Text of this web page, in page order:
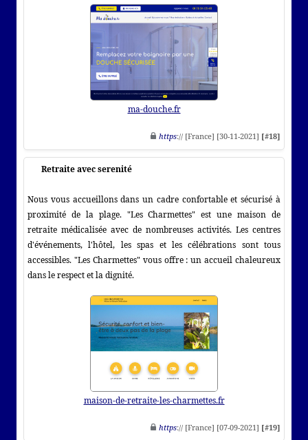
ma-douche.fr
https:// [France] [30-11-2021] [#18]
Retraite avec serenité
Nous vous accueillons dans un cadre confortable et sécurisé à
proximité de la plage. "Les Charmettes" est une maison de
retraite médicalisée avec de nombreuses activités. Les centres
d'événements, l'hôtel, les spas et les célébrations sont tous
accessibles. "Les Charmettes" vous offre : un accueil chaleureux
dans le respect et la dignité.
maison-de-retraite-les-charmettes.fr
https:// [France] [07-09-2021] [#19]